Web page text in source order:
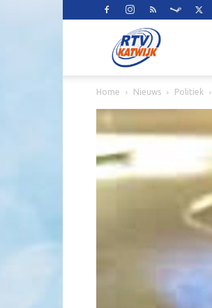
Home Nieuws Politiek